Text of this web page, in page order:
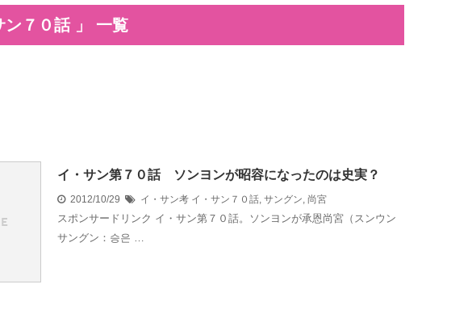
ン７０話 」 一覧
イ・サン第７０話 ソンヨンが昭容になったのは史実？
2012/10/29 イ・サン考 イ・サン７０話, サングン, 尚宮
スポンサードリンク イ・サン第７０話。ソンヨンが承恩尚宮（スンウン
サングン：승은 …